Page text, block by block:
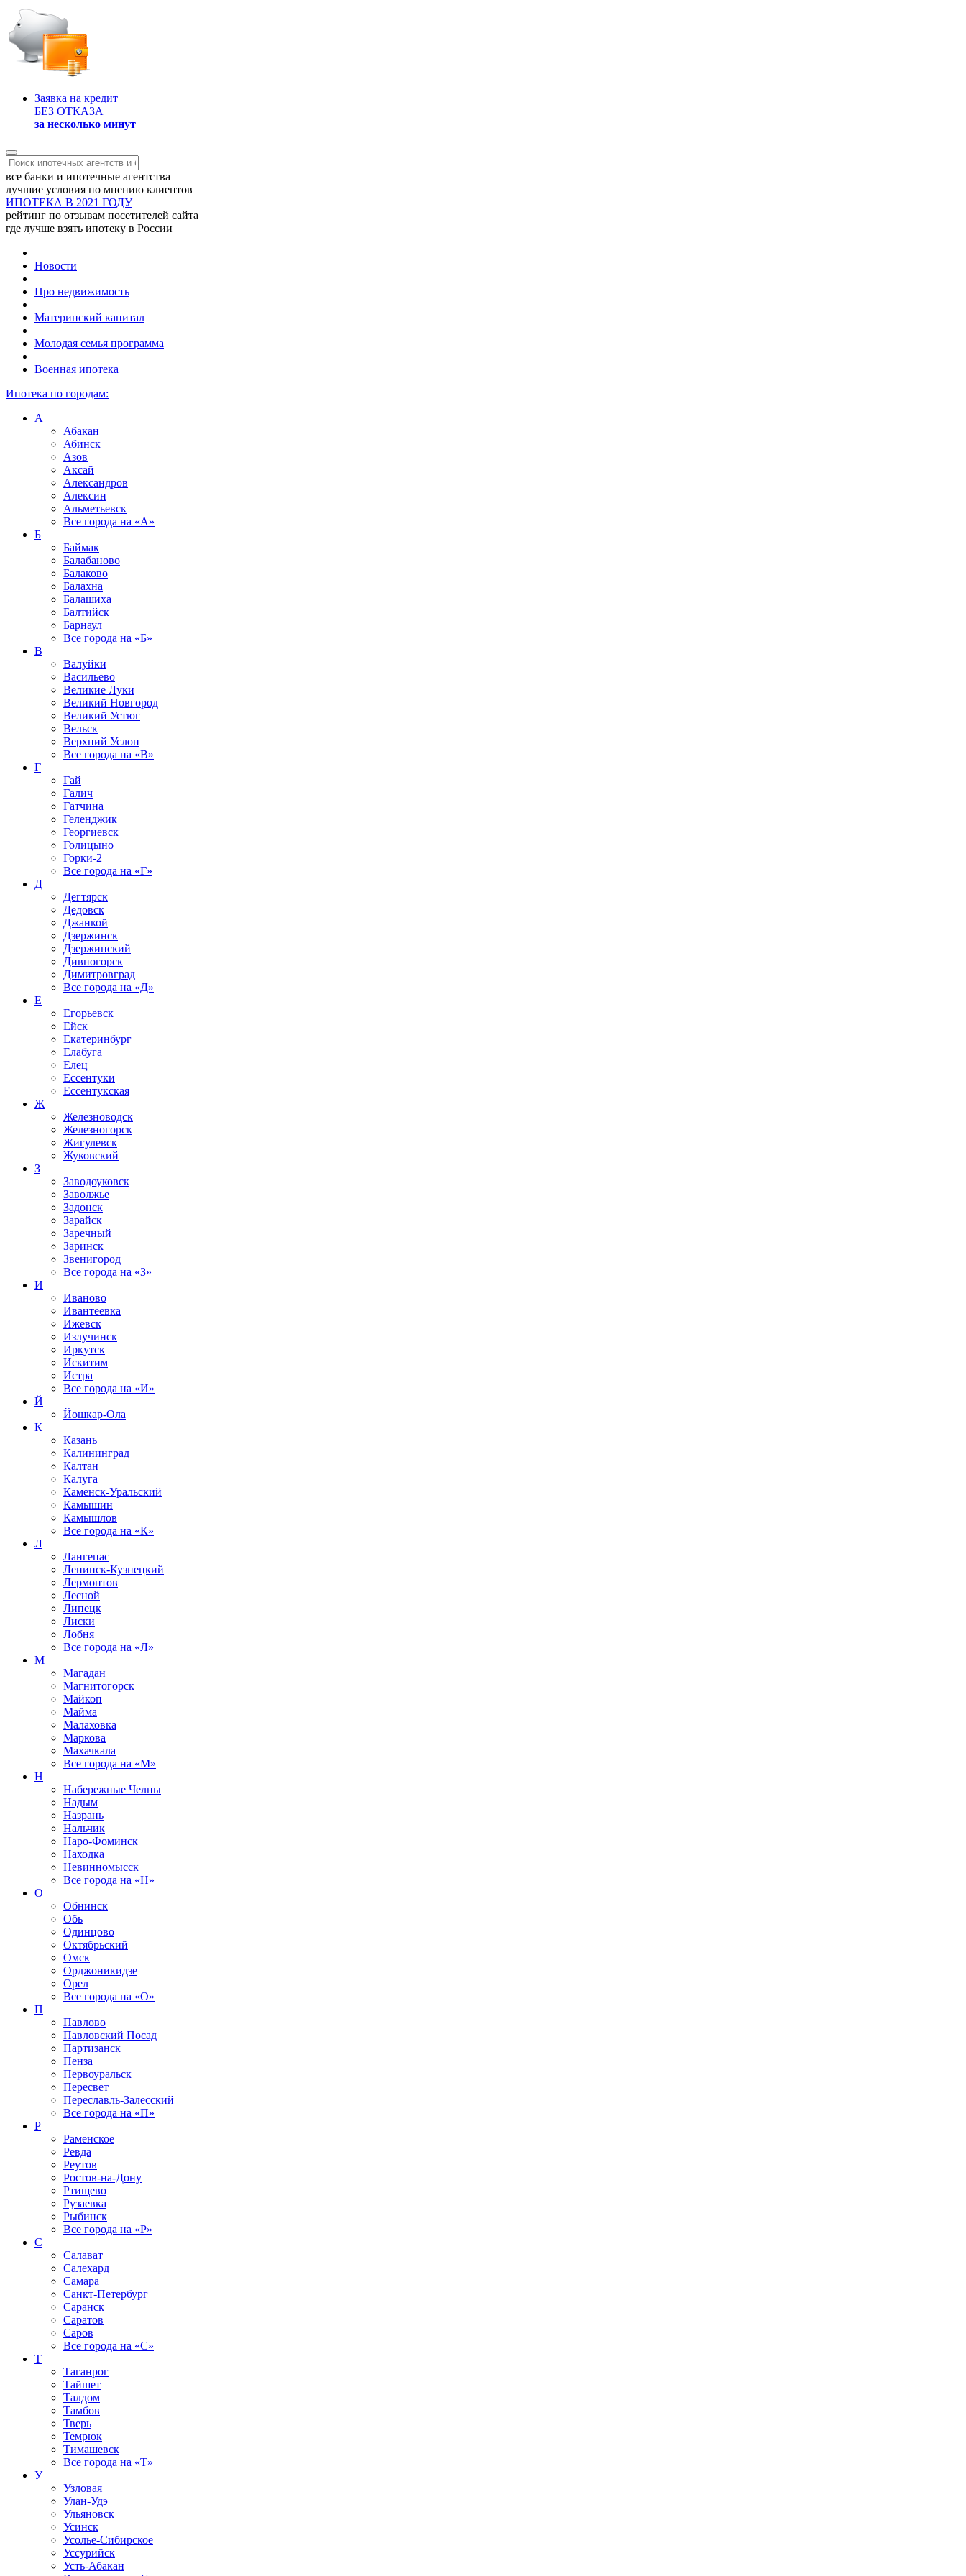
Заявка на кредит
БЕЗ ОТКАЗА
за несколько минут
все банки и ипотечные агентства
лучшие условия по мнению клиентов
ИПОТЕКА В 2021 ГОДУ
рейтинг по отзывам посетителей сайта
где лучше взять ипотеку в России
Новости
Про недвижимость
Материнский капитал
Молодая семья программа
Военная ипотека
Ипотека по городам:
А
Абакан
Абинск
Азов
Аксай
Александров
Алексин
Альметьевск
Все города на «А»
Б
Баймак
Балабаново
Балаково
Балахна
Балашиха
Балтийск
Барнаул
Все города на «Б»
В
Валуйки
Васильево
Великие Луки
Великий Новгород
Великий Устюг
Вельск
Верхний Услон
Все города на «В»
Г
Гай
Галич
Гатчина
Геленджик
Георгиевск
Голицыно
Горки-2
Все города на «Г»
Д
Дегтярск
Дедовск
Джанкой
Дзержинск
Дзержинский
Дивногорск
Димитровград
Все города на «Д»
Е
Егорьевск
Ейск
Екатеринбург
Елабуга
Елец
Ессентуки
Ессентукская
Ж
Железноводск
Железногорск
Жигулевск
Жуковский
З
Заводоуковск
Заволжье
Задонск
Зарайск
Заречный
Заринск
Звенигород
Все города на «З»
И
Иваново
Ивантеевка
Ижевск
Излучинск
Иркутск
Искитим
Истра
Все города на «И»
Й
Йошкар-Ола
К
Казань
Калининград
Калтан
Калуга
Каменск-Уральский
Камышин
Камышлов
Все города на «К»
Л
Лангепас
Ленинск-Кузнецкий
Лермонтов
Лесной
Липецк
Лиски
Лобня
Все города на «Л»
М
Магадан
Магнитогорск
Майкоп
Майма
Малаховка
Маркова
Махачкала
Все города на «М»
Н
Набережные Челны
Надым
Назрань
Нальчик
Наро-Фоминск
Находка
Невинномысск
Все города на «Н»
О
Обнинск
Обь
Одинцово
Октябрьский
Омск
Орджоникидзе
Орел
Все города на «О»
П
Павлово
Павловский Посад
Партизанск
Пенза
Первоуральск
Пересвет
Переславль-Залесский
Все города на «П»
Р
Раменское
Ревда
Реутов
Ростов-на-Дону
Ртищево
Рузаевка
Рыбинск
Все города на «Р»
С
Салават
Салехард
Самара
Санкт-Петербург
Саранск
Саратов
Саров
Все города на «С»
Т
Таганрог
Тайшет
Талдом
Тамбов
Тверь
Темрюк
Тимашевск
Все города на «Т»
У
Узловая
Улан-Удэ
Ульяновск
Усинск
Усолье-Сибирское
Уссурийск
Усть-Абакан